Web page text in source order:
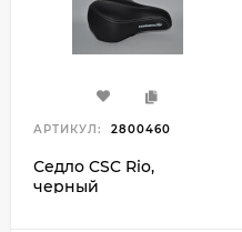
АРТИКУЛ: 2800460
Седло CSC Rio,
черный